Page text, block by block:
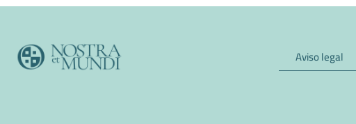
Aviso legal